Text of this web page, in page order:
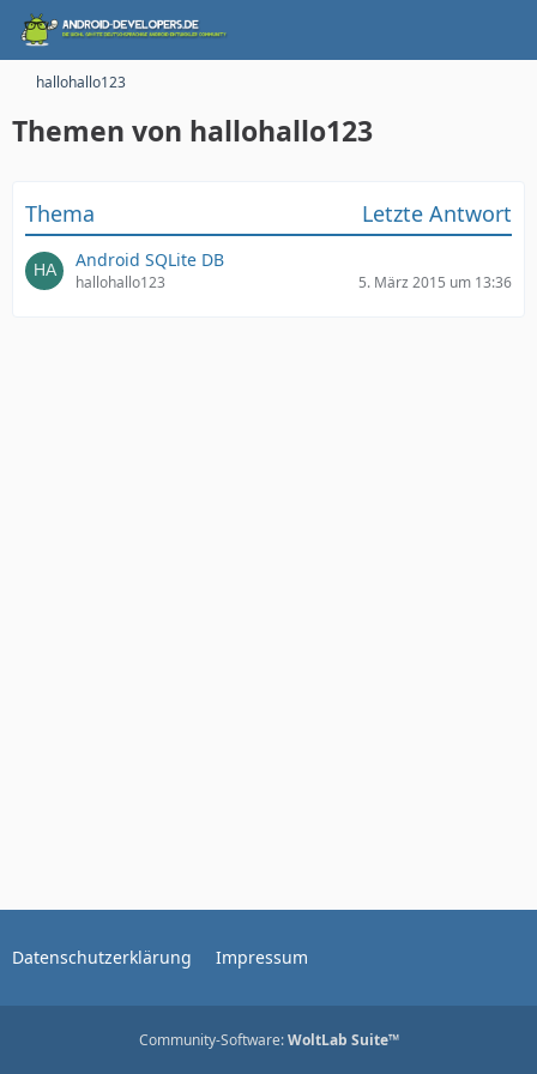
hallohallo123
Themen von hallohallo123
Thema Letzte Antwort
Android SQLite DB
hallohallo123 5. März 2015 um 13:36
Datenschutzerklärung Impressum
Community-Software:WoltLab Suite™